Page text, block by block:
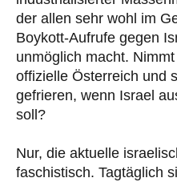
der allen sehr wohl im
Boykott-Aufrufe gegen
unmöglich macht.
offizielle Österreich und
gefrieren, wenn Israel
soll?
Nur, die aktuelle
faschistisch. Tagtäglich